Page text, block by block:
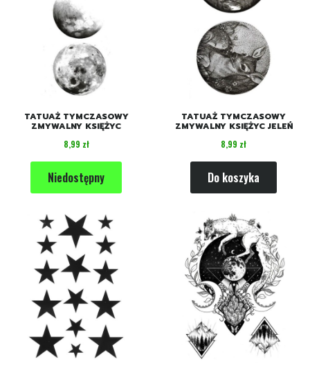
TATUAŻ TYMCZASOWY
ZMYWALNY KSIĘŻYC
Cena
8,99 zł
Niedostępny
TATUAŻ TYMCZASOWY
ZMYWALNY KSIĘŻYC JELEŃ
Cena
8,99 zł
Do koszyka